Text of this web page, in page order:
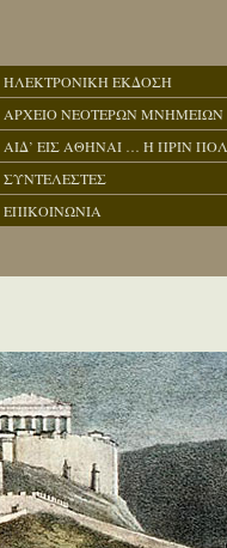
ΗΛΕΚΤΡΟΝΙΚΗ ΕΚΔΟΣΗ
ΑΡΧΕΙΟ ΝΕΟΤΕΡΩΝ ΜΝΗΜΕΙΩΝ
ΑΙΔ’ ΕΙΣ ΑΘΗΝΑΙ … Η ΠΡΙΝ
ΣΥΝΤΕΛΕΣΤΕΣ
ΕΠΙΚΟΙΝΩΝΙΑ